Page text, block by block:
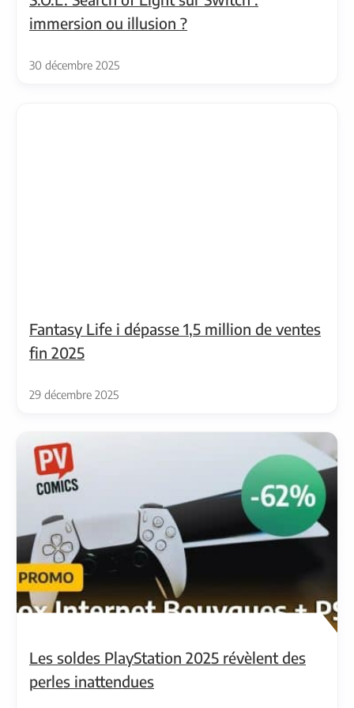
immersion ou illusion ?
30 décembre 2025
Fantasy Life i dépasse 1,5 million de ventes
fin 2025
29 décembre 2025
Les soldes PlayStation 2025 révèlent des
perles inattendues